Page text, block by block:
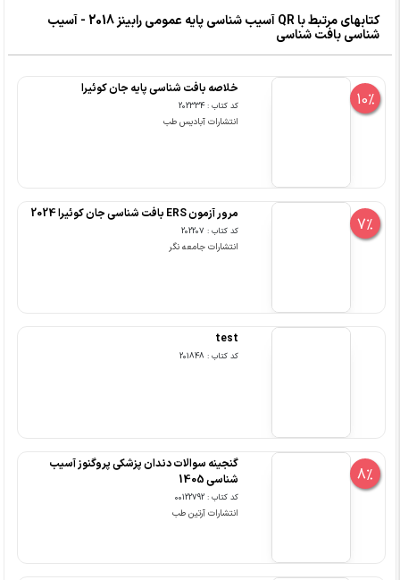
کتابهای مرتبط با QR آسیب شناسی پایه عمومی رابینز 2018 - آسیب
شناسی بافت شناسی
10%
خلاصه بافت شناسی پایه جان کوئیرا
کد کتاب : 202334
انتشارات آبادیس طب
7%
مرور آزمون ERS بافت شناسی جان کوئیرا 2024
کد کتاب : 202207
انتشارات جامعه نگر
test
کد کتاب : 201848
8%
گنجینه سوالات دندان پزشکی پروگنوز آسیب
شناسی 1405
کد کتاب : 00122792
انتشارات آرتین طب